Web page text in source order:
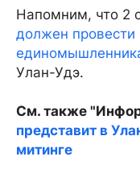
Напомним, что 2
должен провести
Улан-Удэ.
См. также
представит в
митинге